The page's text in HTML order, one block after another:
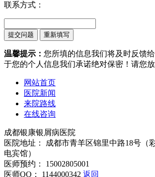
联系方式：
温馨提示： 您所填的信息我们将及时反馈
于您的个人信息我们承诺绝对保密！请您放
网站首页
医院新闻
来院路线
在线咨询
成都银康银屑病医院
医院地址： 成都市青羊区锦里中路18号（
电宾馆）
医师预约： 15002805001
医师QQ： 1144000342 返回